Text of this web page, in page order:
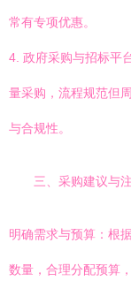
常有专项优惠。
4. 政府采购与招标平
量采购，流程规范但
与合规性。
三、采购建议与
明确需求与预算：根
数量，合理分配预算